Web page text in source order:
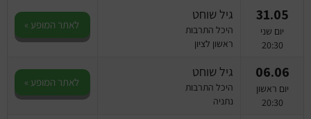
31.05
יום שני
20:30
גיל שוחט
היכל התרבות
ראשון לציון
לאתר המופע »
06.06
יום ראשון
20:30
גיל שוחט
היכל התרבות
נתניה
לאתר המופע »